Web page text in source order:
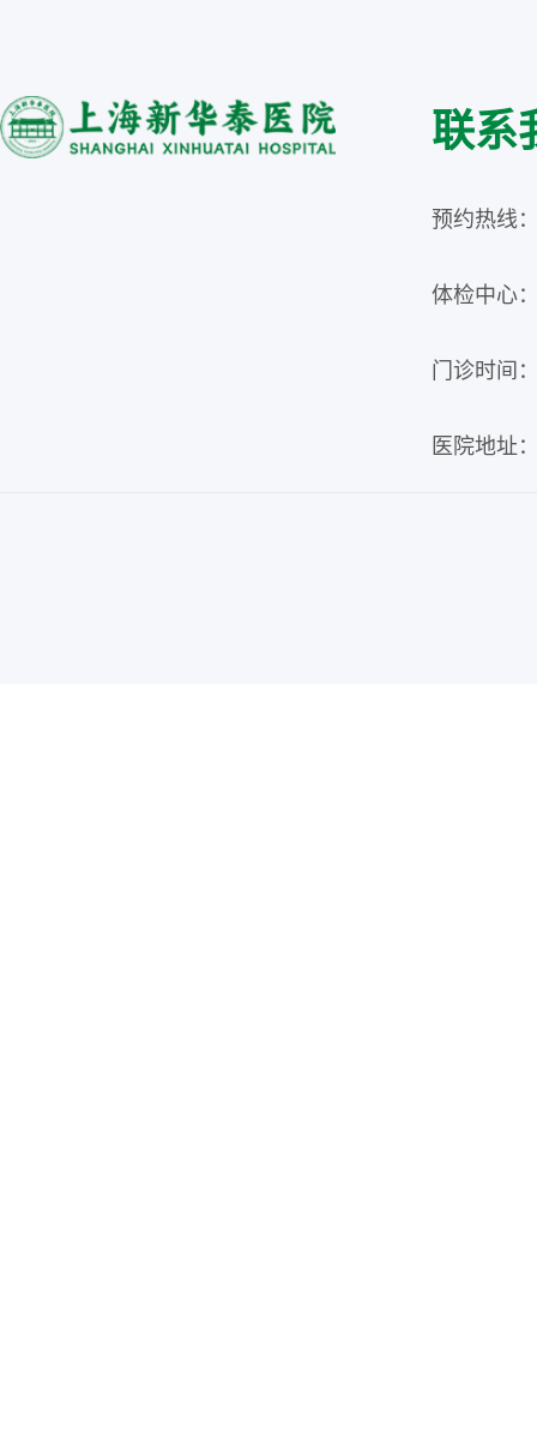
联系
预约热线
体检中心
门诊时间
医院地址